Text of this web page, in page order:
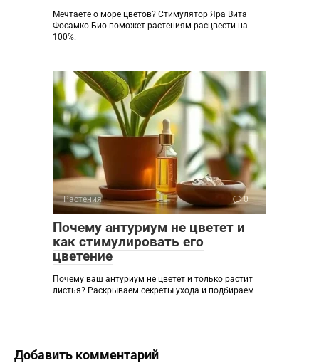
Мечтаете о море цветов? Стимулятор Яра Вита
Фосамко Био поможет растениям расцвести на
100%.
Растения 0
Почему антуриум не цветет и
как стимулировать его
цветение
Почему ваш антуриум не цветет и только растит
листья? Раскрываем секреты ухода и подбираем
Добавить комментарий